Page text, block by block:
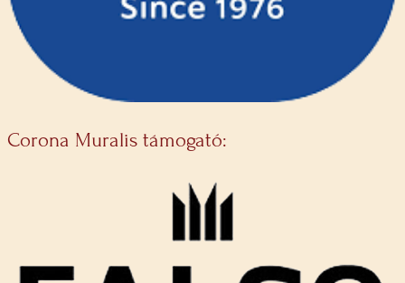
Corona Muralis támogató: